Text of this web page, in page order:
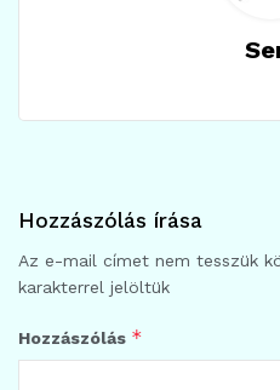
Hozzászólás írása
Az e-mail címet nem tesszük
karakterrel jelöltük
Hozzászólás *